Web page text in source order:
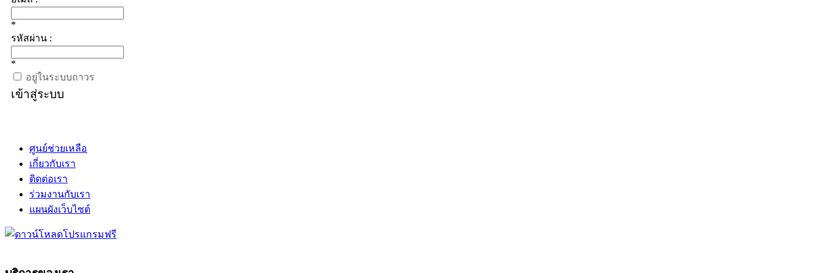
*
รหัสผ่าน :
*
อยู่ในระบบถาวร
เข้าสู่ระบบ
ศูนย์ช่วยเหลือ
เกี่ยวกับเรา
ติดต่อเรา
ร่วมงานกับเรา
แผนผังเว็บไซต์